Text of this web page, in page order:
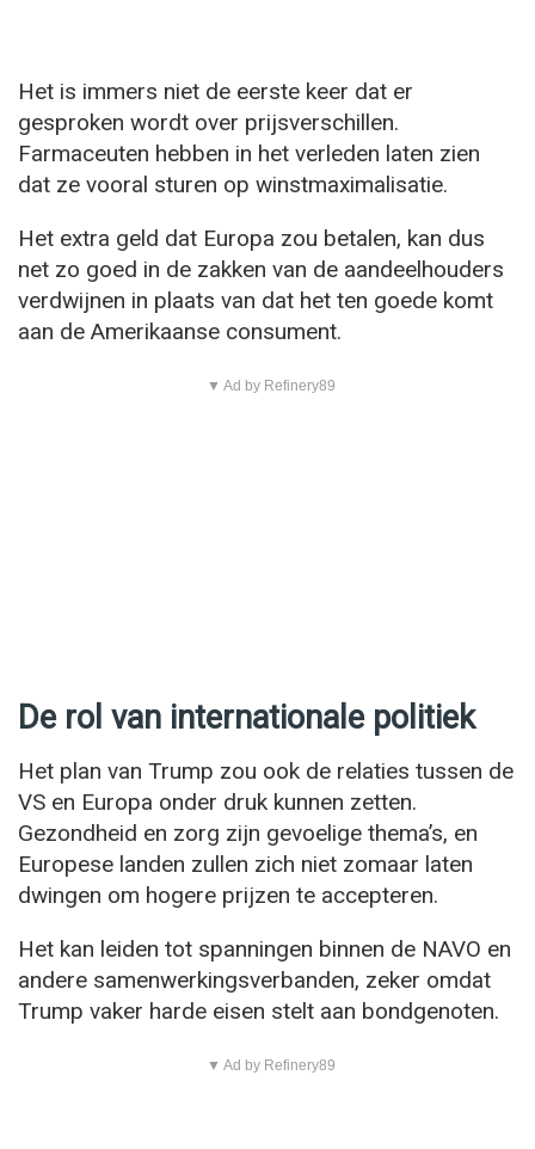
Het is immers niet de eerste keer dat er
gesproken wordt over prijsverschillen.
Farmaceuten hebben in het verleden laten zien
dat ze vooral sturen op winstmaximalisatie.
Het extra geld dat Europa zou betalen, kan dus
net zo goed in de zakken van de aandeelhouders
verdwijnen in plaats van dat het ten goede komt
aan de Amerikaanse consument.
▼ Ad by Refinery89
De rol van internationale politiek
Het plan van Trump zou ook de relaties tussen de
VS en Europa onder druk kunnen zetten.
Gezondheid en zorg zijn gevoelige thema’s, en
Europese landen zullen zich niet zomaar laten
dwingen om hogere prijzen te accepteren.
Het kan leiden tot spanningen binnen de NAVO en
andere samenwerkingsverbanden, zeker omdat
Trump vaker harde eisen stelt aan bondgenoten.
▼ Ad by Refinery89